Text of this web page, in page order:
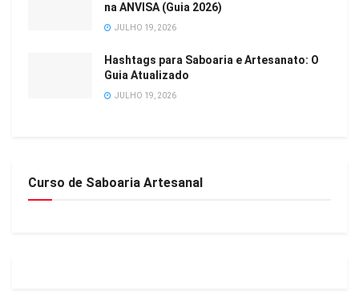
na ANVISA (Guia 2026)
JULHO 19, 2026
Hashtags para Saboaria e Artesanato: O
Guia Atualizado
JULHO 19, 2026
Curso de Saboaria Artesanal